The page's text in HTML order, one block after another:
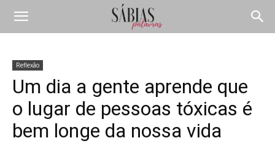
Reflexão
Um dia a gente aprende que
o lugar de pessoas tóxicas é
bem longe da nossa vida